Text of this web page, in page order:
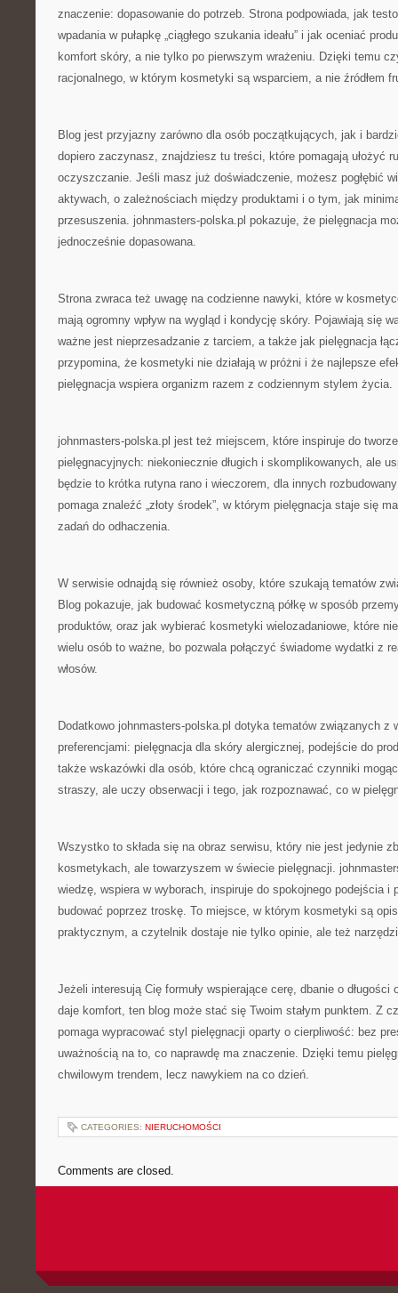
znaczenie: dopasowanie do potrzeb. Strona podpowiada, jak
wpadania w pułapkę „ciągłego szukania ideału” i jak oceniać
komfort skóry, a nie tylko po pierwszym wrażeniu. Dzięki temu
racjonalnego, w którym kosmetyki są wsparciem, a nie źródłem
Blog jest przyjazny zarówno dla osób początkujących, jak i
dopiero zaczynasz, znajdziesz tu treści, które pomagają ułożyć
oczyszczanie. Jeśli masz już doświadczenie, możesz pogłębić
aktywach, o zależnościach między produktami i o tym, jak
przesuszenia. johnmasters-polska.pl pokazuje, że pielęgnacja
jednocześnie dopasowana.
Strona zwraca też uwagę na codzienne nawyki, które w
mają ogromny wpływ na wygląd i kondycję skóry. Pojawiają się
ważne jest nieprzesadzanie z tarciem, a także jak pielęgnacja
przypomina, że kosmetyki nie działają w próżni i że najlepsze
pielęgnacja wspiera organizm razem z codziennym stylem życia.
johnmasters-polska.pl jest też miejscem, które inspiruje do
pielęgnacyjnych: niekoniecznie długich i skomplikowanych, ale
będzie to krótka rutyna rano i wieczorem, dla innych
pomaga znaleźć „złoty środek”, w którym pielęgnacja staje się
zadań do odhaczenia.
W serwisie odnajdą się również osoby, które szukają tematów
Blog pokazuje, jak budować kosmetyczną półkę w sposób
produktów, oraz jak wybierać kosmetyki wielozadaniowe, które
wielu osób to ważne, bo pozwala połączyć świadome wydatki z
włosów.
Dodatkowo johnmasters-polska.pl dotyka tematów związanych z
preferencjami: pielęgnacja dla skóry alergicznej, podejście do
także wskazówki dla osób, które chcą ograniczać czynniki
straszy, ale uczy obserwacji i tego, jak rozpoznawać, co w
Wszystko to składa się na obraz serwisu, który nie jest jedynie
kosmetykach, ale towarzyszem w świecie pielęgnacji.
wiedzę, wspiera w wyborach, inspiruje do spokojnego podejścia i
budować poprzez troskę. To miejsce, w którym kosmetyki są
praktycznym, a czytelnik dostaje nie tylko opinie, ale też
Jeżeli interesują Cię formuły wspierające cerę, dbanie o
daje komfort, ten blog może stać się Twoim stałym punktem. Z
pomaga wypracować styl pielęgnacji oparty o cierpliwość: bez
uważnością na to, co naprawdę ma znaczenie. Dzięki temu
chwilowym trendem, lecz nawykiem na co dzień.
CATEGORIES: NIERUCHOMOŚCI
Comments are closed.